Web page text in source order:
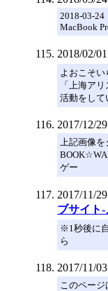
2018-03-24
MacBook
2018/02/
よおこそ
「上海ア
活動をして
2017/12/
上記画像
ゲー
2017/11/
ブサイト
※1秒後に
ら
2017/11/
このペー